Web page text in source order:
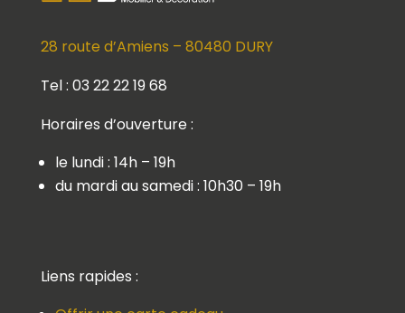
28 route d’Amiens – 80480 DURY
Tel : 03 22 22 19 68
Horaires d’ouverture :
le lundi : 14h – 19h
du mardi au samedi : 10h30 – 19h
Liens rapides :